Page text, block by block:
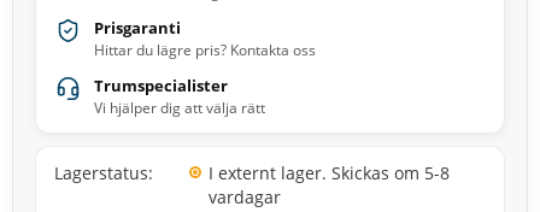
Prisgaranti
Hittar du lägre pris? Kontakta oss
Trumspecialister
Vi hjälper dig att välja rätt
Lagerstatus
I externt lager. Skickas om 5-8
vardagar